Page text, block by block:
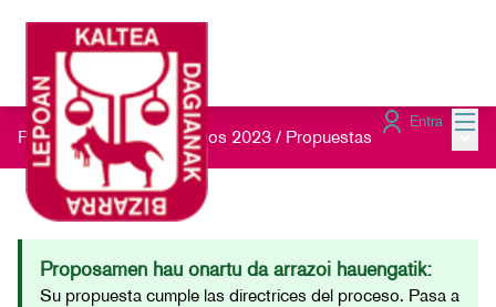
Entra
Presupuestos Participativos 2023 / Propuestas
Proposamen hau onartu da arrazoi hauengatik:
Su propuesta cumple las directrices del proceso. Pasa a